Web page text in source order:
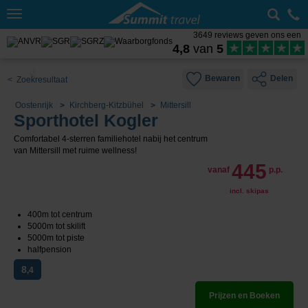
Toggle
3649 reviews geven ons een
4,8 van 5
< Zoekresultaat Bewaren Delen
Oostenrijk Kirchberg-Kitzbühel Mittersill
Sporthotel Kogler
Comfortabel 4-sterren familiehotel nabij het centrum
van Mittersill met ruime wellness!
vanaf 445 p.p.
incl. skipas
400m tot centrum
5000m tot skilift
5000m tot piste
halfpension
8,4
Prijzen en Boeken